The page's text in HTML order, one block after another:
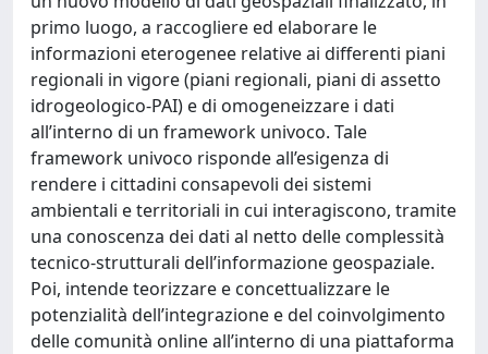
primo luogo, a raccogliere ed elaborare le
informazioni eterogenee relative ai differenti piani
regionali in vigore (piani regionali, piani di assetto
idrogeologico-PAI) e di omogeneizzare i dati
all’interno di un framework univoco. Tale
framework univoco risponde all’esigenza di
rendere i cittadini consapevoli dei sistemi
ambientali e territoriali in cui interagiscono, tramite
una conoscenza dei dati al netto delle complessità
tecnico-strutturali dell’informazione geospaziale.
Poi, intende teorizzare e concettualizzare le
potenzialità dell’integrazione e del coinvolgimento
delle comunità online all’interno di una piattaforma